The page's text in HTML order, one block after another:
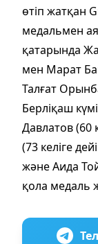
өтіп жатқан
медальмен
қатарында
мен Марат
Талғат
Берліқаш
Давлатов (60
(73 келіге
және Аида
қола медаль